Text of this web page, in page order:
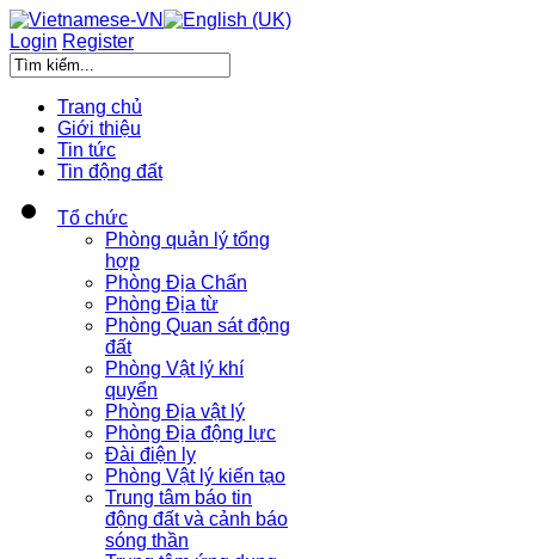
Login Register
Trang chủ
Giới thiệu
Tin tức
Tin động đất
Tổ chức
Phòng quản lý tổng
hợp
Phòng Địa Chấn
Phòng Địa từ
Phòng Quan sát động
đất
Phòng Vật lý khí
quyển
Phòng Địa vật lý
Phòng Địa động lực
Đài điện ly
Phòng Vật lý kiến tạo
Trung tâm báo tin
động đất và cảnh báo
sóng thần